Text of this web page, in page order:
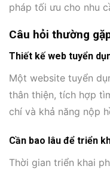
pháp tối ưu cho nhu
Câu hỏi thường
Thiết kế web tuyển
Một website tuyển
thân thiện, tích hợp
chí và khả năng nộp
Cần bao lâu để triển
Thời gian triển khai